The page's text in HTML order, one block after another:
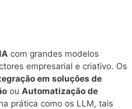
com grandes modelos
empresarial e criativo. Os
em soluções de
ou Automatização de
prática como os LLM, tais